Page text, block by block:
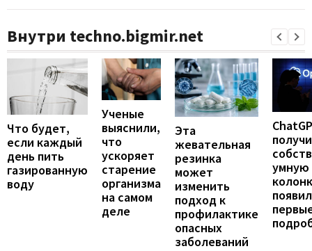
Внутри techno.bigmir.net
Что будет,
если каждый
день пить
газированную
воду
Ученые
выяснили,
что
ускоряет
старение
организма
на самом
деле
Эта
жевательная
резинка
может
изменить
подход к
профилактике
опасных
заболеваний
умную